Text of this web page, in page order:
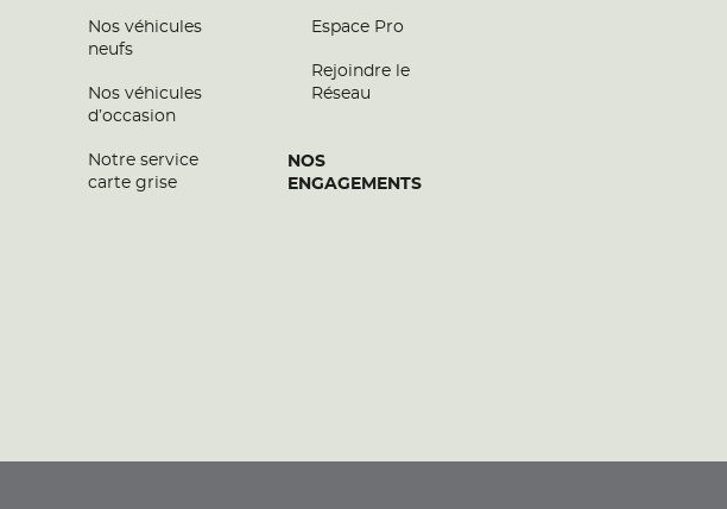
Nos véhicules
neufs
Nos véhicules
d’occasion
Notre service
carte grise
Espace Pro
Rejoindre le
Réseau
NOS
ENGAGEMENTS